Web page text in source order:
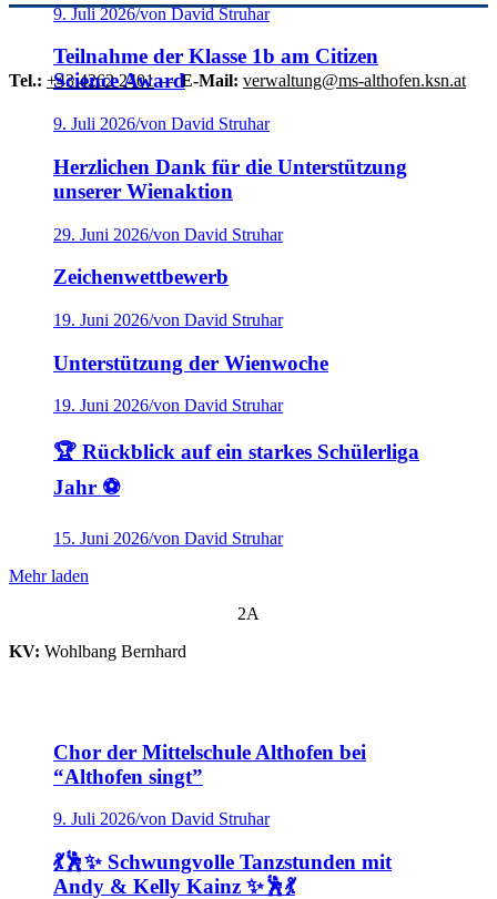
Tel.: +43 4262 2401—E-Mail: verwaltung@ms-althofen.ksn.at
9. Juli 2026/von David Struhar
Teilnahme der Klasse 1b am Citizen
Science Award
9. Juli 2026/von David Struhar
Herzlichen Dank für die Unterstützung
unserer Wienaktion
29. Juni 2026/von David Struhar
Zeichenwettbewerb
19. Juni 2026/von David Struhar
Unterstützung der Wienwoche
19. Juni 2026/von David Struhar
🏆 Rückblick auf ein starkes Schülerliga
Jahr ⚽
15. Juni 2026/von David Struhar
Mehr laden
2A
KV: Wohlbang Bernhard
Chor der Mittelschule Althofen bei
“Althofen singt”
9. Juli 2026/von David Struhar
💃🕺✨ Schwungvolle Tanzstunden mit
Andy & Kelly Kainz ✨🕺💃